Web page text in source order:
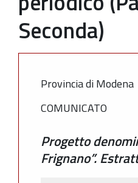
Seconda)
Provincia di Modena
COMUNICATO
Progetto
Frignano”.